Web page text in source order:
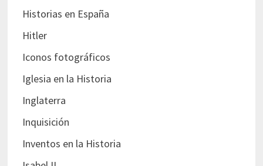
Historias en España
Hitler
Iconos fotográficos
Iglesia en la Historia
Inglaterra
Inquisición
Inventos en la Historia